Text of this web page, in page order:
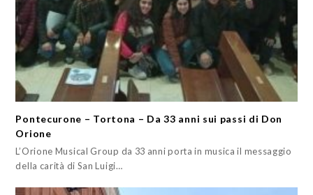
Pontecurone – Tortona – Da 33 anni sui passi di Don
Orione
L’Orione Musical Group da 33 anni porta in musica il messaggio
della carità di San Luigi…